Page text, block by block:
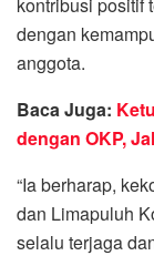
dengan
anggota.
Baca Juga:
dengan OKP,
“Ia berharap,
dan Limapuluh
selalu terjaga